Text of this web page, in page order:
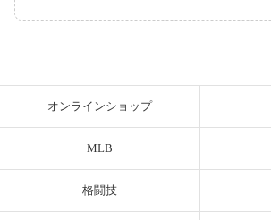
オンラインショップ
MLB
格闘技